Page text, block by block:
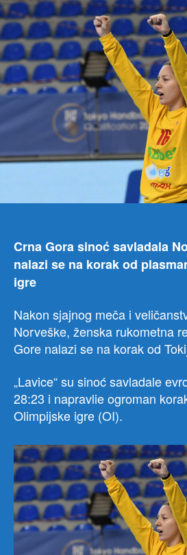
Crna Gora sinoć savladala
nalazi se na korak od
igre
Nakon sjajnog meča i
Norveške, ženska rukometna
Gore nalazi se na korak od
„Lavice“ su sinoć savladale
28:23 i napravlie ogroman
Olimpijske igre (OI).